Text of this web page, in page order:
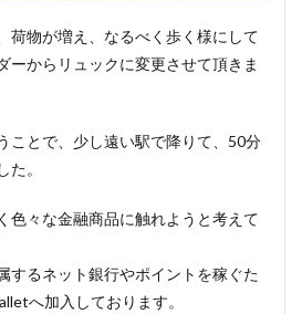
荷物が増え、なるべく歩く様にして
ーからリュックに変更させて頂きま
ことで、少し遠い駅で降りて、50分
。
々な金融商品に触れようと考えて
するネット銀行やポイントを稼ぐた
へ加入しております。